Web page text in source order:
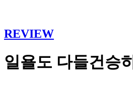
REVIEW
일욜도 다들건승